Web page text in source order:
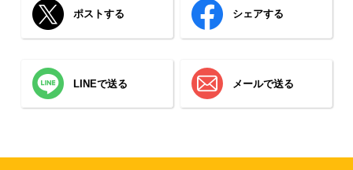
ポストする シェアする
LINEで送る メールで送る